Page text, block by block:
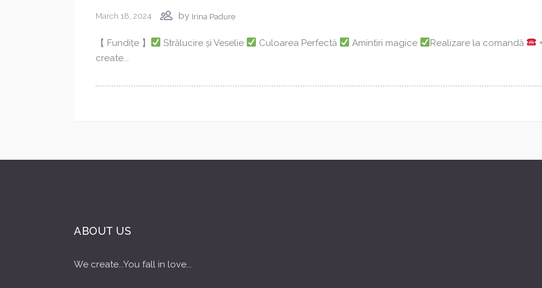
March 18, 2024 by Irina Padure
【 Fundițe 】 Strălucire și Veselie Culoarea Perfectă Amintiri magice Realizare la comandă
create...
ABOUT US
We create...You fall in love...